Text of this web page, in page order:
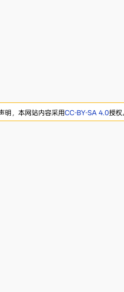
明，本网站内容采用CC-BY-SA 4.0授权